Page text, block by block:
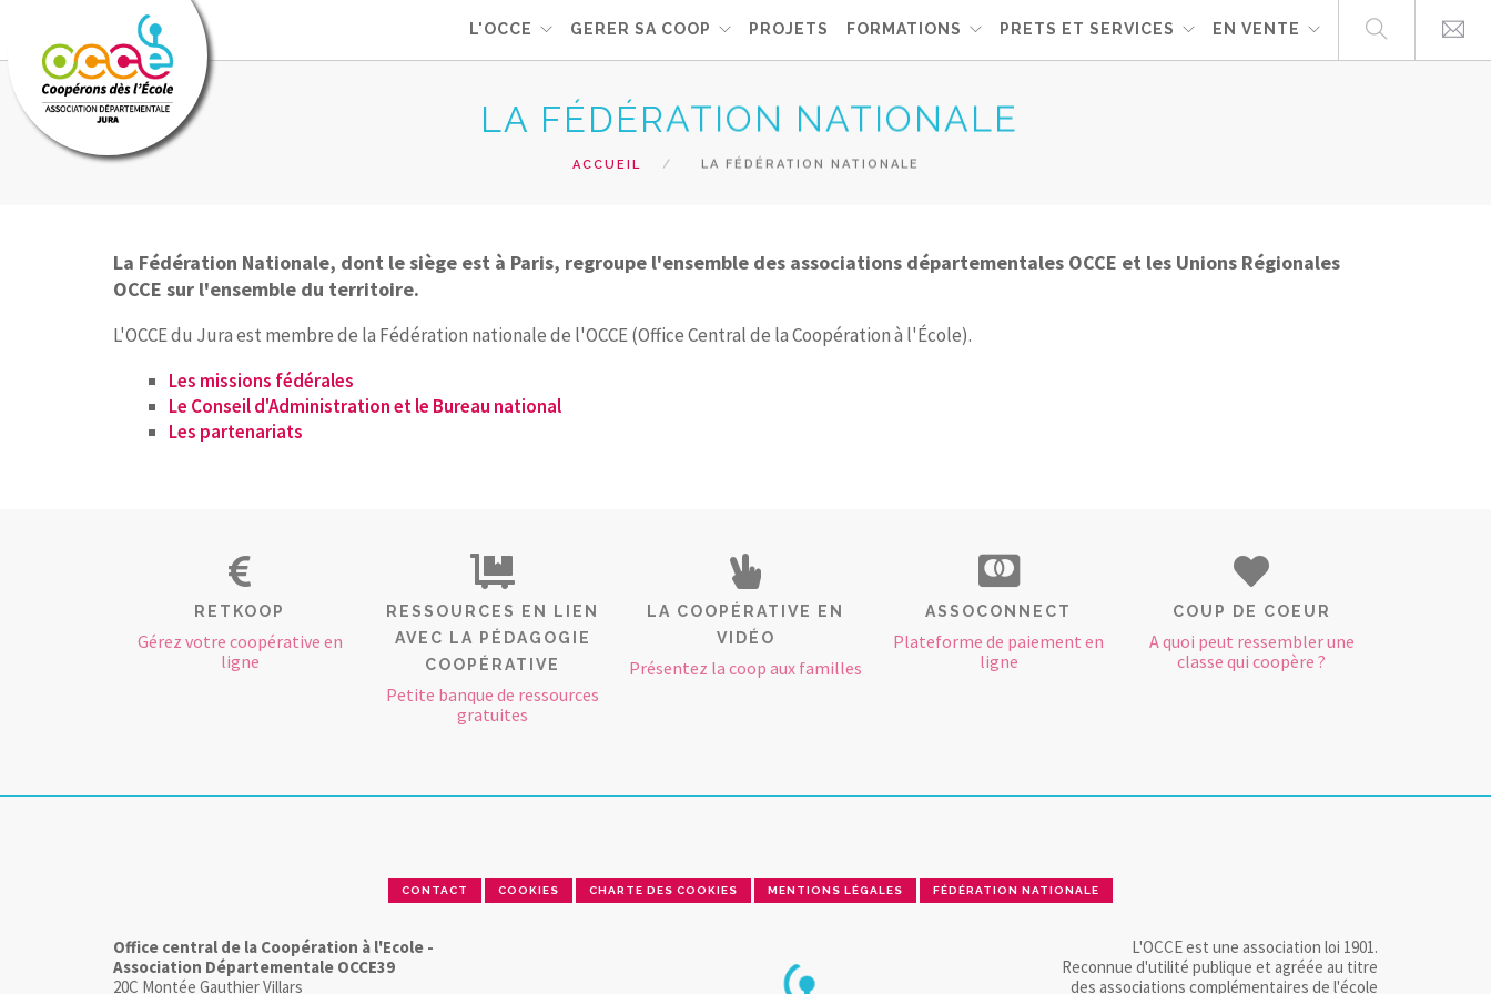
L'OCCE GERER SA COOP PROJETS FORMATIONS PRETS ET SERVICES EN VENTE
LA FÉDÉRATION NATIONALE
ACCUEIL LA FÉDÉRATION NATIONALE
La Fédération Nationale, dont le siège est à Paris, regroupe l'ensemble des associations départementales OCCE et les Unions Régionales
OCCE sur l'ensemble du territoire.
L'OCCE du Jura est membre de la Fédération nationale de l'OCCE (Office Central de la Coopération à l'École).
Les missions fédérales
Le Conseil d'Administration et le Bureau national
Les partenariats
RETKOOP
Gérez votre coopérative en
ligne
RESSOURCES EN LIEN
AVEC LA PÉDAGOGIE
COOPÉRATIVE
Petite banque de ressources
gratuites
LA COOPÉRATIVE EN
VIDÉO
Présentez la coop aux familles
ASSOCONNECT
Plateforme de paiement en
ligne
COUP DE COEUR
A quoi peut ressembler une
classe qui coopère ?
CONTACT COOKIES CHARTE DES COOKIES MENTIONS LÉGALES FÉDÉRATION NATIONALE
Office central de la Coopération à l'Ecole -
Association Départementale OCCE39
20C Montée Gauthier Villars
L'OCCE est une association loi 1901.
Reconnue d'utilité publique et agréée au titre
des associations complémentaires de l'école